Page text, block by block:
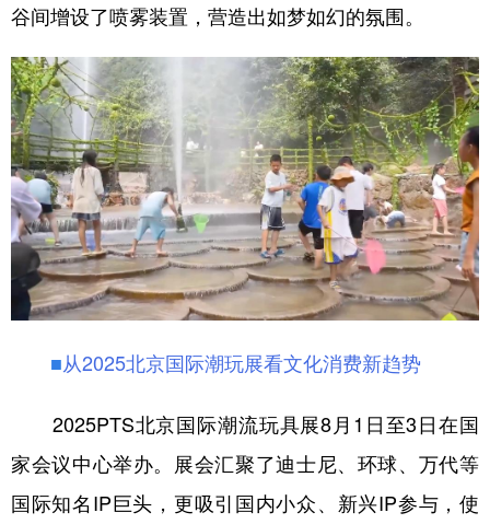
多语种频道
English Español Français عربى
Русский язык 日本語 한국어
Deutsch Português
谷间增设了喷雾装置，营造出如梦如幻的氛围。
■从2025北京国际潮玩展看文化消费新趋势
2025PTS北京国际潮流玩具展8月1日至3日在国
家会议中心举办。展会汇聚了迪士尼、环球、万代等
国际知名IP巨头，更吸引国内小众、新兴IP参与，使